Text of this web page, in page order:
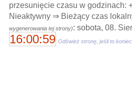
przesunięcie czasu w godzinach:
Nieaktywny ⇒ Bieżący czas
wygenerowania tej strony): sobota, 08.
16:00:59 Odśwież stronę, jeśli to